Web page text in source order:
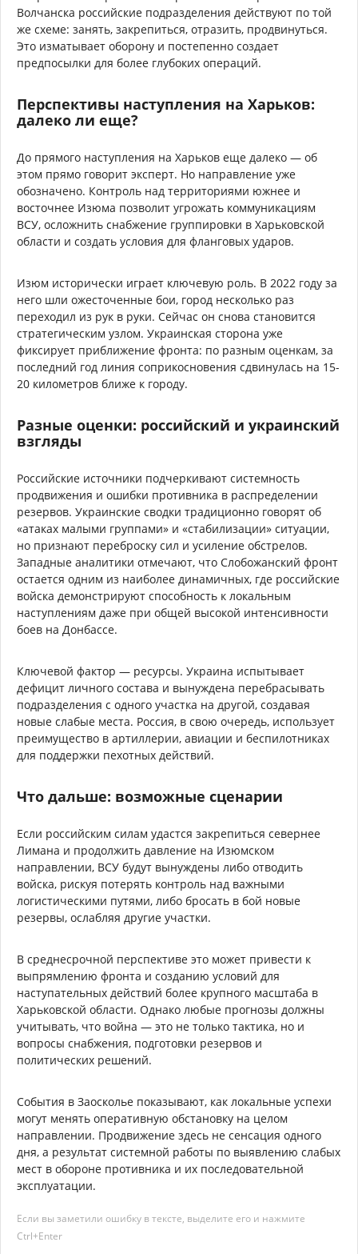
Волчанска российские подразделения действуют по той
же схеме: занять, закрепиться, отразить, продвинуться.
Это изматывает оборону и постепенно создает
предпосылки для более глубоких операций.
Перспективы наступления на Харьков:
далеко ли еще?
До прямого наступления на Харьков еще далеко — об
этом прямо говорит эксперт. Но направление уже
обозначено. Контроль над территориями южнее и
восточнее Изюма позволит угрожать коммуникациям
ВСУ, осложнить снабжение группировки в Харьковской
области и создать условия для фланговых ударов.
Изюм исторически играет ключевую роль. В 2022 году за
него шли ожесточенные бои, город несколько раз
переходил из рук в руки. Сейчас он снова становится
стратегическим узлом. Украинская сторона уже
фиксирует приближение фронта: по разным оценкам, за
последний год линия соприкосновения сдвинулась на 15-
20 километров ближе к городу.
Разные оценки: российский и украинский
взгляды
Российские источники подчеркивают системность
продвижения и ошибки противника в распределении
резервов. Украинские сводки традиционно говорят об
«атаках малыми группами» и «стабилизации» ситуации,
но признают переброску сил и усиление обстрелов.
Западные аналитики отмечают, что Слобожанский фронт
остается одним из наиболее динамичных, где российские
войска демонстрируют способность к локальным
наступлениям даже при общей высокой интенсивности
боев на Донбассе.
Ключевой фактор — ресурсы. Украина испытывает
дефицит личного состава и вынуждена перебрасывать
подразделения с одного участка на другой, создавая
новые слабые места. Россия, в свою очередь, использует
преимущество в артиллерии, авиации и беспилотниках
для поддержки пехотных действий.
Что дальше: возможные сценарии
Если российским силам удастся закрепиться севернее
Лимана и продолжить давление на Изюмском
направлении, ВСУ будут вынуждены либо отводить
войска, рискуя потерять контроль над важными
логистическими путями, либо бросать в бой новые
резервы, ослабляя другие участки.
В среднесрочной перспективе это может привести к
выпрямлению фронта и созданию условий для
наступательных действий более крупного масштаба в
Харьковской области. Однако любые прогнозы должны
учитывать, что война — это не только тактика, но и
вопросы снабжения, подготовки резервов и
политических решений.
События в Заосколье показывают, как локальные успехи
могут менять оперативную обстановку на целом
направлении. Продвижение здесь не сенсация одного
дня, а результат системной работы по выявлению слабых
мест в обороне противника и их последовательной
эксплуатации.
Если вы заметили ошибку в тексте, выделите его и нажмите
Ctrl+Enter